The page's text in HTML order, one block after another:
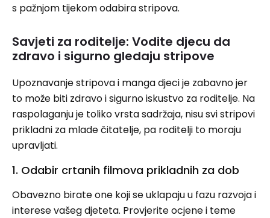
s pažnjom tijekom odabira stripova.
Savjeti za roditelje: Vodite djecu da
zdravo i sigurno gledaju stripove
Upoznavanje stripova i manga djeci je zabavno jer
to može biti zdravo i sigurno iskustvo za roditelje. Na
raspolaganju je toliko vrsta sadržaja, nisu svi stripovi
prikladni za mlade čitatelje, pa roditelji to moraju
upravljati.
1. Odabir crtanih filmova prikladnih za dob
Obavezno birate one koji se uklapaju u fazu razvoja i
interese vašeg djeteta. Provjerite ocjene i teme